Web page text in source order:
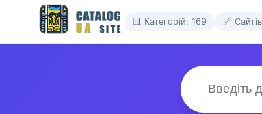
📊 Категорій: 169 🔗